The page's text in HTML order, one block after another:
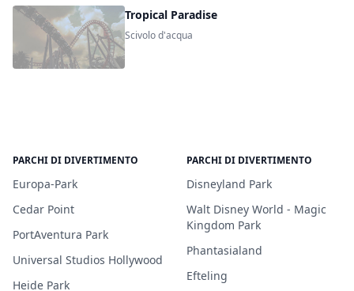
Tropical Paradise
Scivolo d'acqua
PARCHI DI DIVERTIMENTO
Europa-Park
Cedar Point
PortAventura Park
Universal Studios Hollywood
Heide Park
PARCHI DI DIVERTIMENTO
Disneyland Park
Walt Disney World - Magic
Kingdom Park
Phantasialand
Efteling